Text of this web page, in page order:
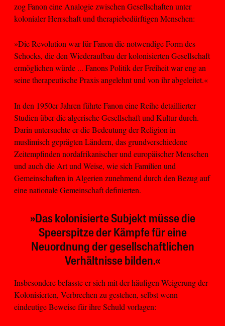
zog Fanon eine Analogie zwischen Gesellschaften unter
kolonialer Herrschaft und therapiebedürftigen Menschen:
»Die Revolution war für Fanon die notwendige Form des
Schocks, die den Wiederaufbau der kolonisierten Gesellschaft
ermöglichen würde ... Fanons Politik der Freiheit war eng an
seine therapeutische Praxis angelehnt und von ihr abgeleitet.«
In den 1950er Jahren führte Fanon eine Reihe detaillierter
Studien über die algerische Gesellschaft und Kultur durch.
Darin untersuchte er die Bedeutung der Religion in
muslimisch geprägten Ländern, das grundverschiedene
Zeitempfinden nordafrikanischer und europäischer Menschen
und auch die Art und Weise, wie sich Familien und
Gemeinschaften in Algerien zunehmend durch den Bezug auf
eine nationale Gemeinschaft definierten.
»Das kolonisierte Subjekt müsse die
Speerspitze der Kämpfe für eine
Neuordnung der gesellschaftlichen
Verhältnisse bilden.«
Insbesondere befasste er sich mit der häufigen Weigerung der
Kolonisierten, Verbrechen zu gestehen, selbst wenn
eindeutige Beweise für ihre Schuld vorlagen: